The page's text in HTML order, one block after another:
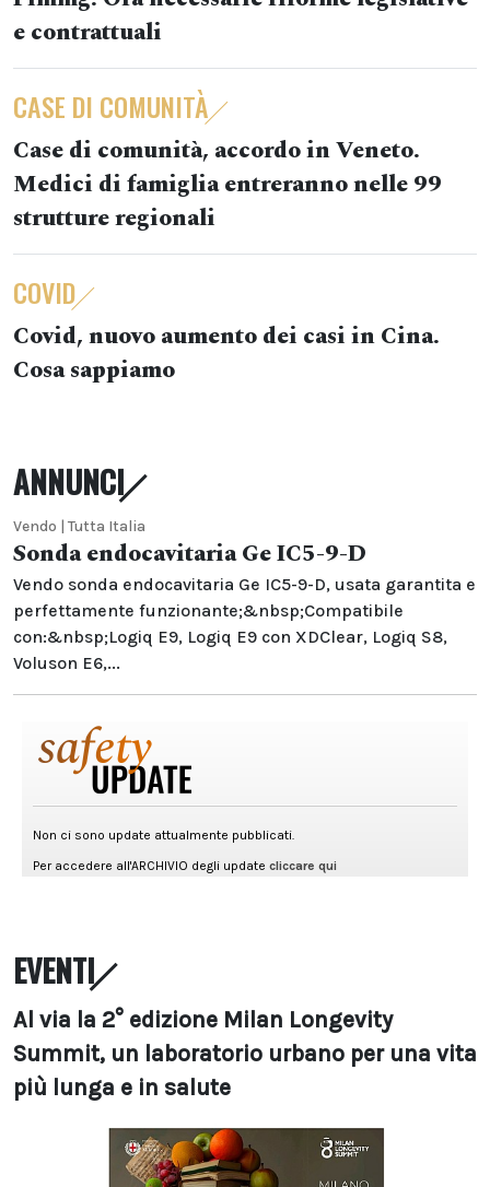
e contrattuali
CASE DI COMUNITÀ
Case di comunità, accordo in Veneto.
Medici di famiglia entreranno nelle 99
strutture regionali
COVID
Covid, nuovo aumento dei casi in Cina.
Cosa sappiamo
ANNUNCI
Vendo | Tutta Italia
Sonda endocavitaria Ge IC5-9-D
Vendo sonda endocavitaria Ge IC5-9-D, usata garantita e
perfettamente funzionante;&nbsp;Compatibile
con:&nbsp;Logiq E9, Logiq E9 con XDClear, Logiq S8,
Voluson E6,...
EVENTI
Al via la 2° edizione Milan Longevity
Summit, un laboratorio urbano per una vita
più lunga e in salute